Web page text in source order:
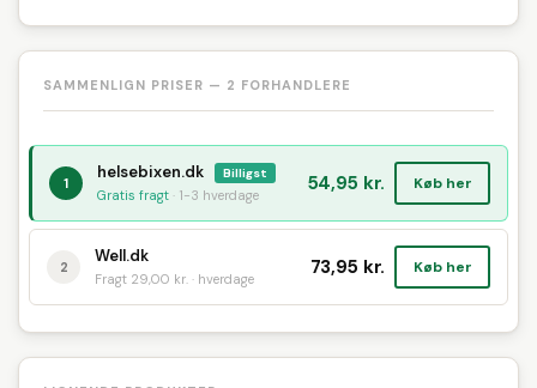
SAMMENLIGN PRISER — 2 FORHANDLERE
1
helsebixen.dk Billigst
Gratis fragt · 1-3 hverdage 54,95 kr. Køb her
2
Well.dk
Fragt 29,00 kr. · hverdage 73,95 kr. Køb her